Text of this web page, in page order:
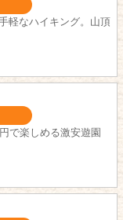
軽なハイキング。山頂
で楽しめる激安遊園